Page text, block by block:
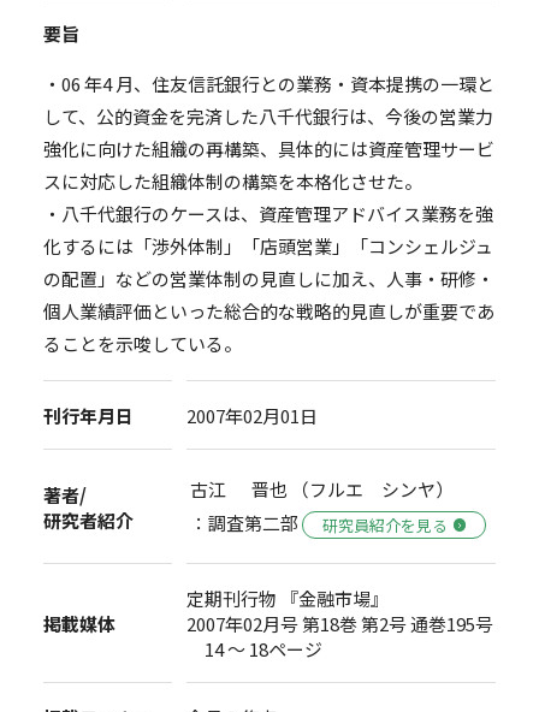
要旨
・06 年4 月、住友信託銀行との業務・資本提携の一環と
して、公的資金を完済した八千代銀行は、今後の営業力
強化に向けた組織の再構築、具体的には資産管理サービ
スに対応した組織体制の構築を本格化させた。
・八千代銀行のケースは、資産管理アドバイス業務を強
化するには「渉外体制」「店頭営業」「コンシェルジュ
の配置」などの営業体制の見直しに加え、人事・研修・
個人業績評価といった総合的な戦略的見直しが重要であ
ることを示唆している。
刊行年月日 2007年02月01日
著者/
研究者紹介
古江 晋也 （フルエ シンヤ）
：調査第二部
研究員紹介を見る
掲載媒体
定期刊行物 『金融市場』
2007年02月号 第18巻 第2号 通巻195号
14 ～ 18ページ